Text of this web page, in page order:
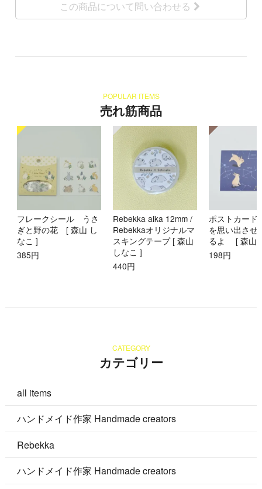
この商品について問い合わせる
POPULAR ITEMS
売れ筋商品
フレークシール うさ
ぎと野の花 [ 森山 し
なこ ]
385円
Rebekka aika 12mm /
Rebekkaオリジナルマ
スキングテープ [ 森山
しなこ ]
440円
ポストカー
を思い出させ
るよ [ 森山
198円
CATEGORY
カテゴリー
all items
ハンドメイド作家 Handmade creators
Rebekka
ハンドメイド作家 Handmade creators